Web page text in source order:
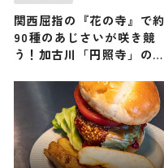
関西屈指の『花の寺』で約
90種のあじさいが咲き競
う！加古川「円照寺」のあ
まで / 兵庫県